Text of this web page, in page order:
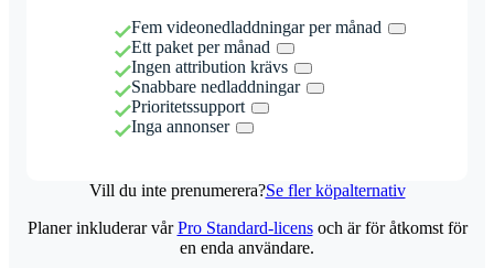
Fem videonedladdningar per månad
Ett paket per månad
Ingen attribution krävs
Snabbare nedladdningar
Prioritetssupport
Inga annonser
Vill du inte prenumerera?Se fler köpalternativ
Planer inkluderar vårPro Standard-licensoch är för åtkomst för
en enda användare.